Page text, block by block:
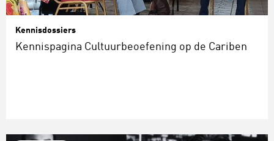
Kennisdossiers
Kennispagina Cultuurbeoefening op de Cariben